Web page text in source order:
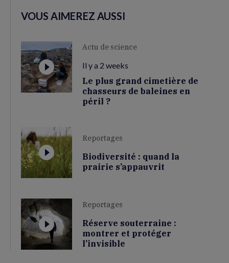
VOUS AIMEREZ AUSSI
Actu de science
Il y a 2 weeks
Le plus grand cimetière de
chasseurs de baleines en
péril ?
Reportages
Biodiversité : quand la
prairie s’appauvrit
Reportages
Réserve souterraine :
montrer et protéger
l’invisible